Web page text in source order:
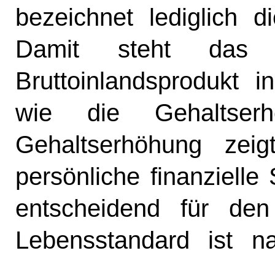
bezeichnet lediglich
Damit steht das
Bruttoinlandsprodukt
wie die
Gehaltserhöhung
persönliche finanzielle
entscheidend für
Lebensstandard ist